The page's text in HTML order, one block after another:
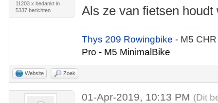
11203 x bedankt in
5337 berichten
Als ze van fietsen
Thys 209 Rowingbike- M5
Pro - M5 MinimalBike
Website Zoek
01-Apr-2019, 10:13 PM (Dit